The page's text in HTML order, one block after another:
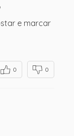
e marcar
0 0